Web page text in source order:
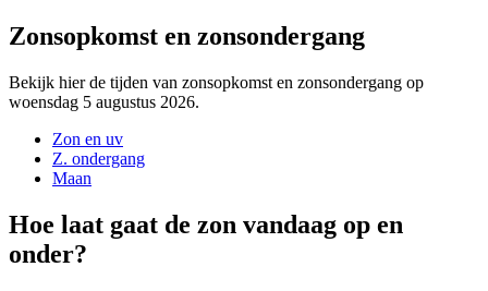
Zonsopkomst en zonsondergang
Bekijk hier de tijden van zonsopkomst en zonsondergang op
woensdag 5 augustus 2026.
Zon en uv
Z. ondergang
Maan
Hoe laat gaat de zon vandaag op en
onder?